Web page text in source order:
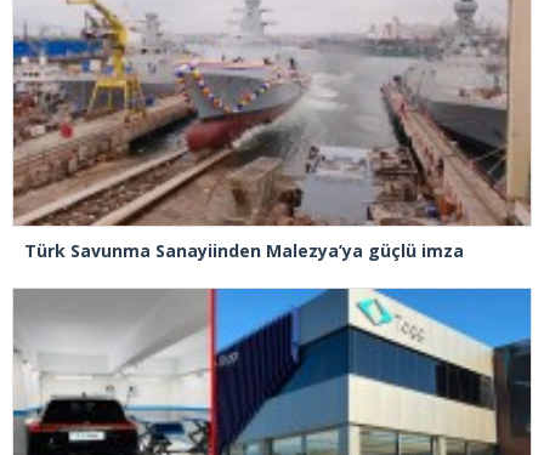
Türk Savunma Sanayiinden Malezya’ya güçlü imza